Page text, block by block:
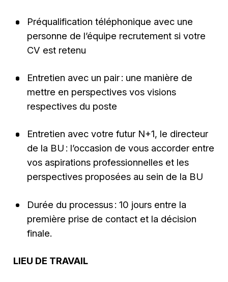
Préqualification téléphonique avec une
personne de l’équipe recrutement si votre
CV est retenu
Entretien avec un pair : une manière de
mettre en perspectives vos visions
respectives du poste
Entretien avec votre futur N+1, le directeur
de la BU : l’occasion de vous accorder entre
vos aspirations professionnelles et les
perspectives proposées au sein de la BU
Durée du processus : 10 jours entre la
première prise de contact et la décision
finale.
LIEU DE TRAVAIL